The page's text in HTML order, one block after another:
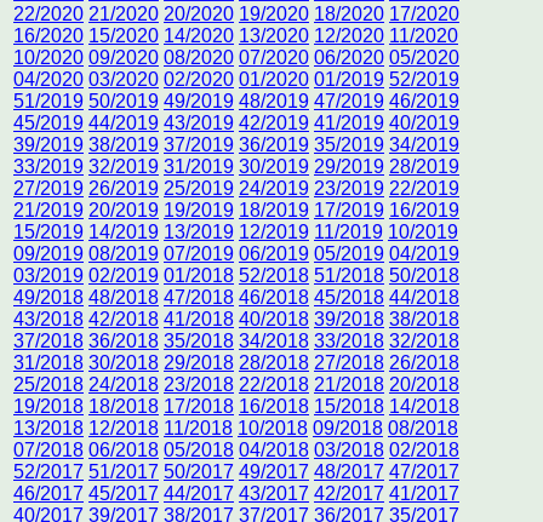
22/2020 21/2020 20/2020 19/2020 18/2020 17/2020
16/2020 15/2020 14/2020 13/2020 12/2020 11/2020
10/2020 09/2020 08/2020 07/2020 06/2020 05/2020
04/2020 03/2020 02/2020 01/2020 01/2019 52/2019
51/2019 50/2019 49/2019 48/2019 47/2019 46/2019
45/2019 44/2019 43/2019 42/2019 41/2019 40/2019
39/2019 38/2019 37/2019 36/2019 35/2019 34/2019
33/2019 32/2019 31/2019 30/2019 29/2019 28/2019
27/2019 26/2019 25/2019 24/2019 23/2019 22/2019
21/2019 20/2019 19/2019 18/2019 17/2019 16/2019
15/2019 14/2019 13/2019 12/2019 11/2019 10/2019
09/2019 08/2019 07/2019 06/2019 05/2019 04/2019
03/2019 02/2019 01/2018 52/2018 51/2018 50/2018
49/2018 48/2018 47/2018 46/2018 45/2018 44/2018
43/2018 42/2018 41/2018 40/2018 39/2018 38/2018
37/2018 36/2018 35/2018 34/2018 33/2018 32/2018
31/2018 30/2018 29/2018 28/2018 27/2018 26/2018
25/2018 24/2018 23/2018 22/2018 21/2018 20/2018
19/2018 18/2018 17/2018 16/2018 15/2018 14/2018
13/2018 12/2018 11/2018 10/2018 09/2018 08/2018
07/2018 06/2018 05/2018 04/2018 03/2018 02/2018
52/2017 51/2017 50/2017 49/2017 48/2017 47/2017
46/2017 45/2017 44/2017 43/2017 42/2017 41/2017
40/2017 39/2017 38/2017 37/2017 36/2017 35/2017